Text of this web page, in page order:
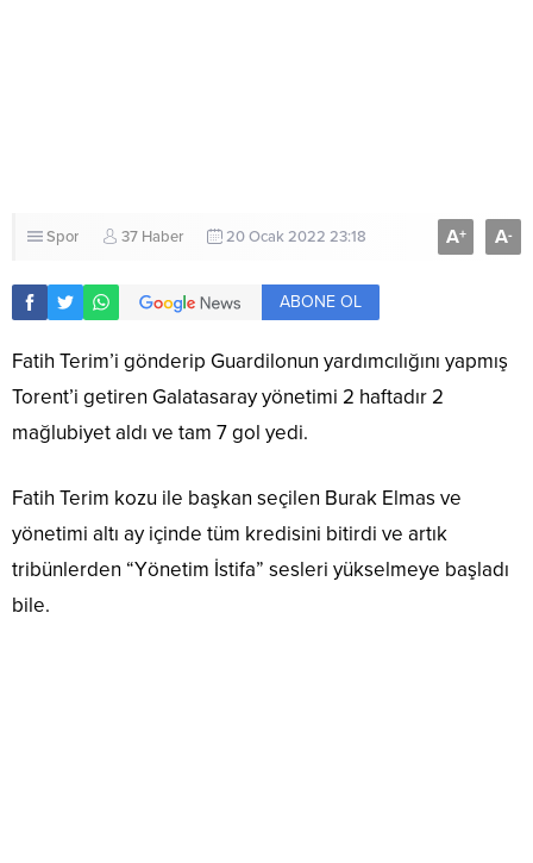
Spor 37 Haber 20 Ocak 2022 23:18 A+ A-
ABONE OL
Fatih Terim’i gönderip Guardilonun yardımcılığını yapmış
Torent’i getiren Galatasaray yönetimi 2 haftadır 2
mağlubiyet aldı ve tam 7 gol yedi.
Fatih Terim kozu ile başkan seçilen Burak Elmas ve
yönetimi altı ay içinde tüm kredisini bitirdi ve artık
tribünlerden “Yönetim İstifa” sesleri yükselmeye başladı
bile.